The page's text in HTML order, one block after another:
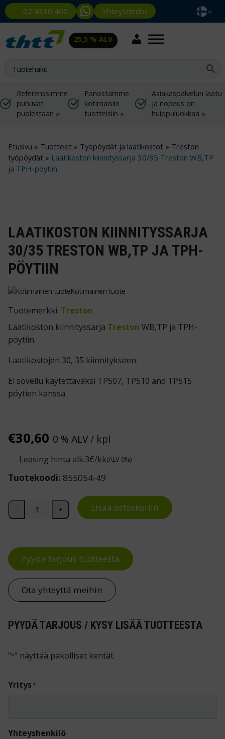
02 4310 400 Yhteystiedot
25,5 % ALV
Referenssimme
puhuvat
puolestaan »
Panostamme
kotimaisiin
tuotteisiin »
Asiakaspalvelun laatu
ja nopeus on
huippuluokkaa »
Etusivu » Tuotteet » Työpöydät ja laatikostot » Treston
työpöydät » Laatikoston kiinnityssarja 30/35 Treston WB,TP
ja TPH-pöytiin
LAATIKOSTON KIINNITYSSARJA
30/35 TRESTON WB,TP JA TPH-
PÖYTIIN
Kotimainen tuote
Tuotemerkki: Treston
Laatikoston kiinnityssarja Treston WB,TP ja TPH-
pöytiin.
Laatikostojen 30, 35 kiinnitykseen.
Ei sovellu käytettäväksi TP507, TP510 and TP515
pöytien kanssa
€30,60 0 % ALV/ kpl
Leasing hinta alk.3€/kk(ALV 0%)
Tuotekoodi: 855054-49
Laatikoston kiinnityssarja 30/35 Treston WB,TP ja TPH-
- + Lisää ostoskoriin
Pyydä tarjous tuotteesta
Ota yhteyttä meihin
PYYDÄ TARJOUS / KYSY LISÄÄ TUOTTEESTA
"*" näyttää pakolliset kentät
Yritys*
Yhteyshenkilö